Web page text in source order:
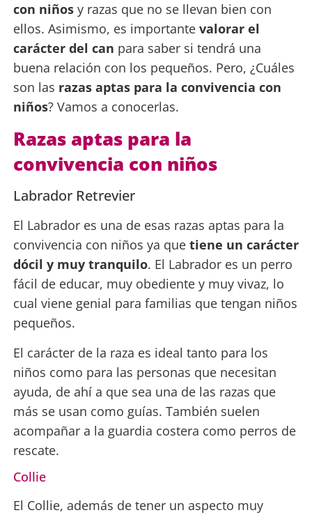
con niñosy razas que no se llevan bien con
ellos. Asimismo, es importante valorar el
carácter del can para saber si tendrá una
buena relación con los pequeños. Pero, ¿Cuáles
son las razas aptas para la convivencia con
niños? Vamos a conocerlas.
Razas aptas para la
convivencia con niños
Labrador Retrevier
El Labrador es una de esas razas aptas para la
convivencia con niños ya que tiene un carácter
dócil y muy tranquilo. El Labrador es un perro
fácil de educar, muy obediente y muy vivaz, lo
cual viene genial para familias que tengan niños
pequeños.
El carácter de la raza es ideal tanto para los
niños como para las personas que necesitan
ayuda, de ahí a que sea una de las razas que
más se usan como guías. También suelen
acompañar a la guardia costera como perros de
rescate.
Collie
El Collie, además de tener un aspecto muy